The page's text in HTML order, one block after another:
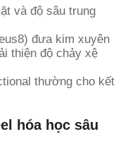
và độ sâu trung
đưa kim xuyên
thiện độ chảy xệ
thường cho kết
hóa học sâu